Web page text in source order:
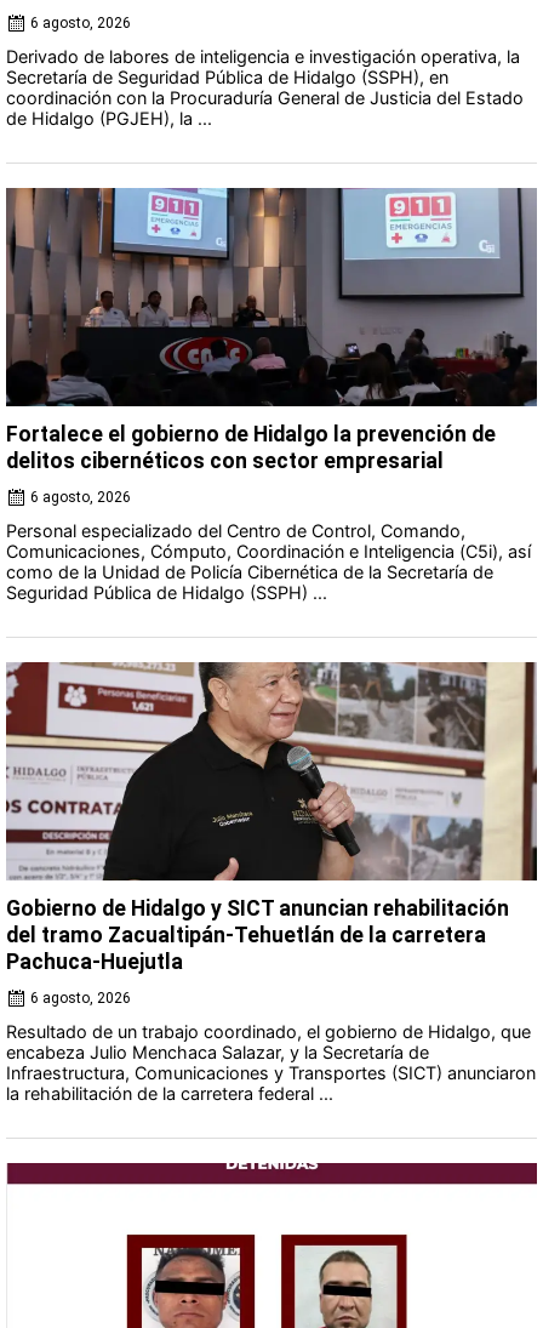
6 agosto, 2026
Derivado de labores de inteligencia e investigación operativa, la
Secretaría de Seguridad Pública de Hidalgo (SSPH), en
coordinación con la Procuraduría General de Justicia del Estado
de Hidalgo (PGJEH), la ...
Fortalece el gobierno de Hidalgo la prevención de
delitos cibernéticos con sector empresarial
6 agosto, 2026
Personal especializado del Centro de Control, Comando,
Comunicaciones, Cómputo, Coordinación e Inteligencia (C5i), así
como de la Unidad de Policía Cibernética de la Secretaría de
Seguridad Pública de Hidalgo (SSPH) ...
Gobierno de Hidalgo y SICT anuncian rehabilitación
del tramo Zacualtipán-Tehuetlán de la carretera
Pachuca-Huejutla
6 agosto, 2026
Resultado de un trabajo coordinado, el gobierno de Hidalgo, que
encabeza Julio Menchaca Salazar, y la Secretaría de
Infraestructura, Comunicaciones y Transportes (SICT) anunciaron
la rehabilitación de la carretera federal ...